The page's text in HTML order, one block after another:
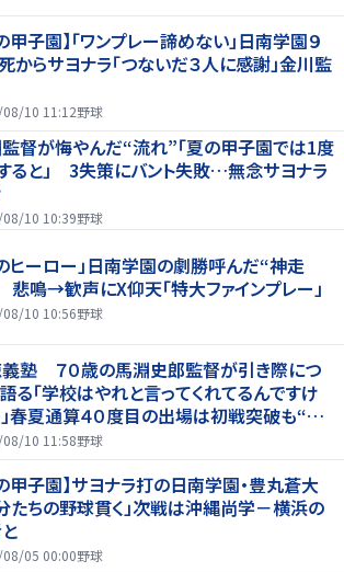
甲子園】「ワンプレー諦めない」日南学園９
からサヨナラ「つないだ３人に感謝」金川監
10 11:12野球
督が悔やんだ“流れ”「夏の甲子園では1度
ると」 3失策にバント失敗…無念サヨナラ
10 10:39野球
ヒーロー」日南学園の劇勝呼んだ“神走
鳴→歓声にX仰天「特大ファインプレー」
10 10:56野球
塾 ７０歳の馬淵史郎監督が引き際につ
る「学校はやれと言ってくれてるんですけ
春夏通算４０度目の出場は初戦突破も“馬
炸裂
10 11:58野球
甲子園】サヨナラ打の日南学園・豊丸蒼大
たちの野球貫く」次戦は沖縄尚学－横浜の
05 00:00野球